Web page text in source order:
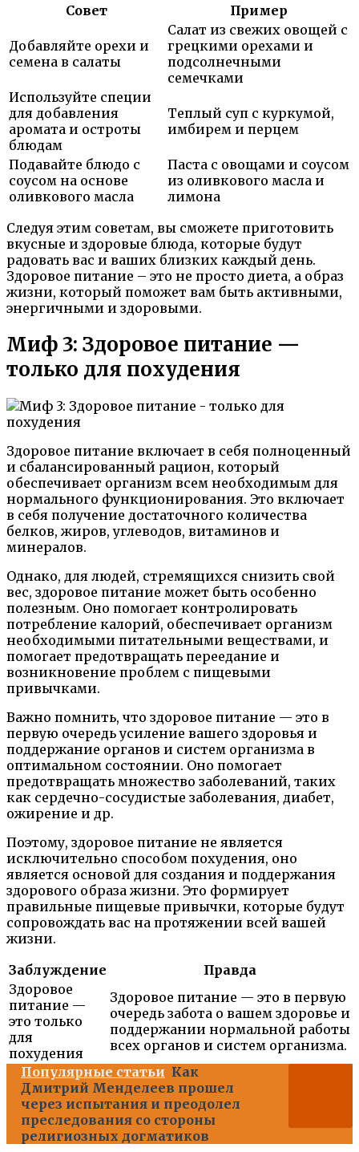
Совет Пример
Добавляйте орехи и
семена в салаты
Салат из свежих овощей с
грецкими орехами и
подсолнечными
семечками
Используйте специи
для добавления
аромата и остроты
блюдам
Теплый суп с куркумой,
имбирем и перцем
Подавайте блюдо с
соусом на основе
оливкового масла
Паста с овощами и соусом
из оливкового масла и
лимона
Следуя этим советам, вы сможете приготовить
вкусные и здоровые блюда, которые будут
радовать вас и ваших близких каждый день.
Здоровое питание – это не просто диета, а образ
жизни, который поможет вам быть активными,
энергичными и здоровыми.
Миф 3: Здоровое питание —
только для похудения
Здоровое питание включает в себя полноценный
и сбалансированный рацион, который
обеспечивает организм всем необходимым для
нормального функционирования. Это включает
в себя получение достаточного количества
белков, жиров, углеводов, витаминов и
минералов.
Однако, для людей, стремящихся снизить свой
вес, здоровое питание может быть особенно
полезным. Оно помогает контролировать
потребление калорий, обеспечивает организм
необходимыми питательными веществами, и
помогает предотвращать переедание и
возникновение проблем с пищевыми
привычками.
Важно помнить, что здоровое питание — это в
первую очередь усиление вашего здоровья и
поддержание органов и систем организма в
оптимальном состоянии. Оно помогает
предотвращать множество заболеваний, таких
как сердечно-сосудистые заболевания, диабет,
ожирение и др.
Поэтому, здоровое питание не является
исключительно способом похудения, оно
является основой для создания и поддержания
здорового образа жизни. Это формирует
правильные пищевые привычки, которые будут
сопровождать вас на протяжении всей вашей
жизни.
Заблуждение
Правда
Здоровое
питание —
это только
для
похудения
Здоровое питание — это в первую
очередь забота о вашем здоровье и
поддержании нормальной работы
всех органов и систем организма.
Популярные статьи Как
Дмитрий Менделеев прошел
через испытания и преодолел
преследования со стороны
религиозных догматиков